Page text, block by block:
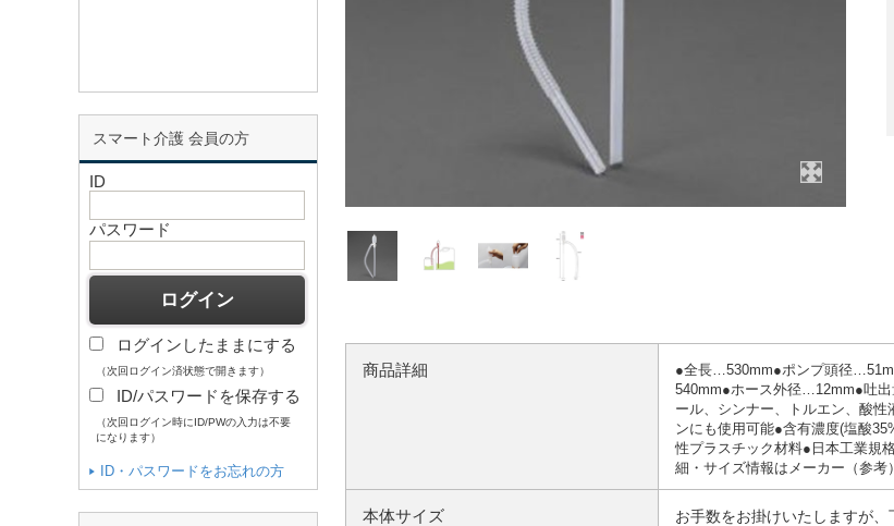
スマート介護 会員の方
ID
パスワード
ログインしたままにする
（次回ログイン済状態で開きます）
ID/パスワードを保存する
（次回ログイン時にID/PWの入力は不要
になります）
ID・パスワードをお忘れの方
商品詳細
●全長…530mm●ポンプ頭径
540mm●ホース外径…12mm●吐
ール、シンナー、トルエン、酸
ンにも使用可能●含有濃度(塩酸
性プラスチック材料●日本工業規
細・サイズ情報はメーカー（参考
本体サイズ お手数をお掛けいたしますが、